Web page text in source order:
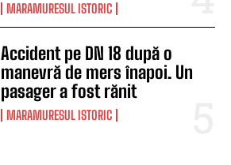
MARAMURESUL ISTORIC
Accident pe DN 18 după o
manevră de mers înapoi. Un
pasager a fost rănit
MARAMURESUL ISTORIC